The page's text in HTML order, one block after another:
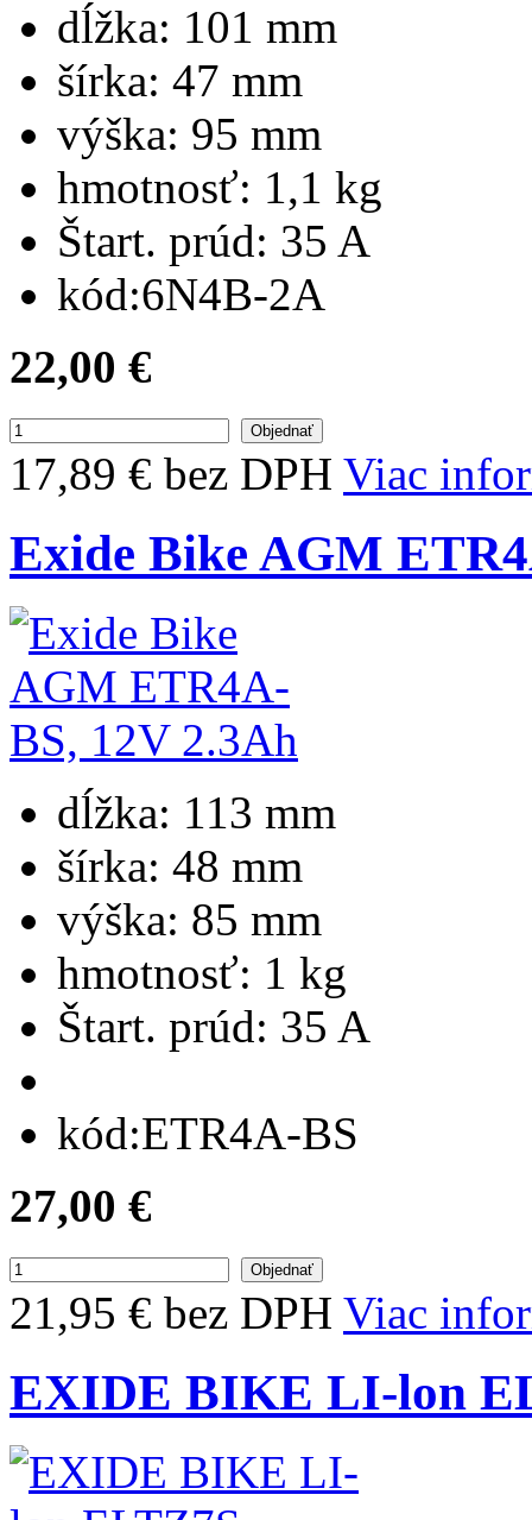
dĺžka: 101 mm
šírka: 47 mm
výška: 95 mm
hmotnosť: 1,1 kg
Štart. prúd: 35 A
kód:6N4B-2A
22,00 €
17,89 € bez DPH Viac
Exide Bike AGM
dĺžka: 113 mm
šírka: 48 mm
výška: 85 mm
hmotnosť: 1 kg
Štart. prúd: 35 A
kód:ETR4A-BS
27,00 €
21,95 € bez DPH Viac
EXIDE BIKE LI-lon